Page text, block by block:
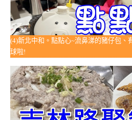
(4)新北中和。點點心~流鼻涕的豬仔包、
球啦!